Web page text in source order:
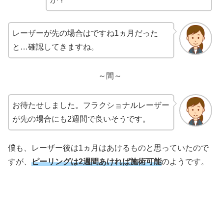
レーザーが先の場合はですね1ヵ月だった
と…確認してきますね。
～間～
お待たせしました。フラクショナルレーザー
が先の場合にも2週間で良いそうです。
僕も、レーザー後は1ヵ月はあけるものと思っていたので
すが、 ピーリングは2週間あければ施術可能のようです。